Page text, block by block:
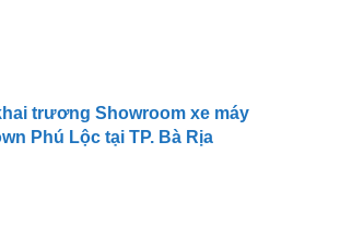
trương Showroom xe máy
Phú Lộc tại TP. Bà Rịa